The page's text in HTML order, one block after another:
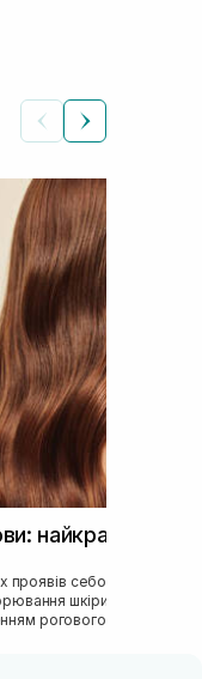
найкращі
шкіри голови,
рогового